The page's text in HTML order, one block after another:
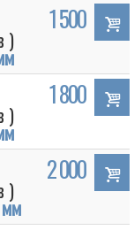
)
1 500
)
1 800
)
2 000